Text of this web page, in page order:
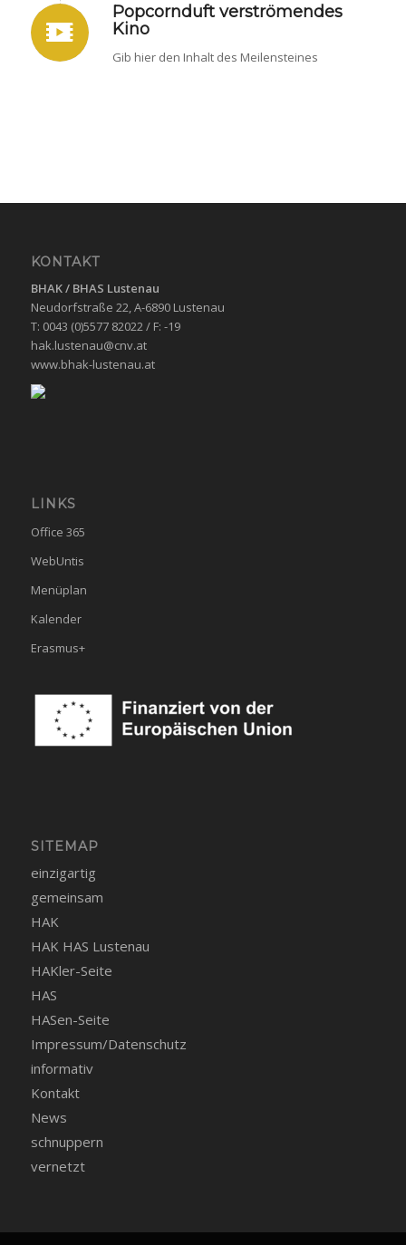
Popcornduft verströmendes
Kino
Gib hier den Inhalt des Meilensteines
KONTAKT
BHAK / BHAS Lustenau
Neudorfstraße 22, A-6890 Lustenau
T: 0043 (0)5577 82022 / F: -19
hak.lustenau@cnv.at
www.bhak-lustenau.at
LINKS
Office 365
WebUntis
Menüplan
Kalender
Erasmus+
SITEMAP
einzigartig
gemeinsam
HAK
HAK HAS Lustenau
HAKler-Seite
HAS
HASen-Seite
Impressum/Datenschutz
informativ
Kontakt
News
schnuppern
vernetzt